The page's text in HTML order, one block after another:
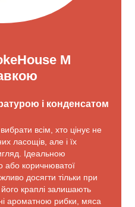
M
і конденсатом
всім, хто цінує не
ласощів, але і їх
Ідеальною
або коричнюватої
досягти тільки при
краплі залишають
ароматною рибки, мяса